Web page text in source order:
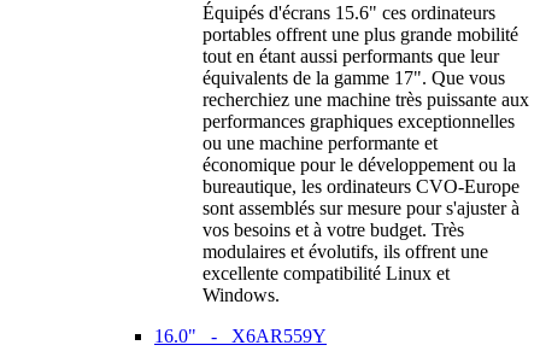
Équipés d'écrans 15.6" ces ordinateurs
portables offrent une plus grande mobilité
tout en étant aussi performants que leur
équivalents de la gamme 17". Que vous
recherchiez une machine très puissante aux
performances graphiques exceptionnelles
ou une machine performante et
économique pour le développement ou la
bureautique, les ordinateurs CVO-Europe
sont assemblés sur mesure pour s'ajuster à
vos besoins et à votre budget. Très
modulaires et évolutifs, ils offrent une
excellente compatibilité Linux et
Windows.
16.0" - X6AR559Y